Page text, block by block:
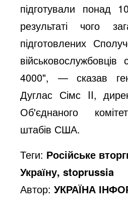
підготували понад
результаті чого
підготовлених
4000", — сказав
Дуглас Сімс II,
Об'єднаного
штабів США.
Теги: Російське
Україну, stoprussia
Автор:УКРАЇНА